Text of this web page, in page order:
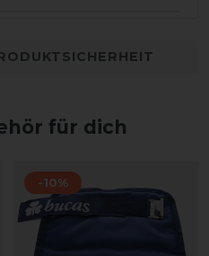
für dich
-10%